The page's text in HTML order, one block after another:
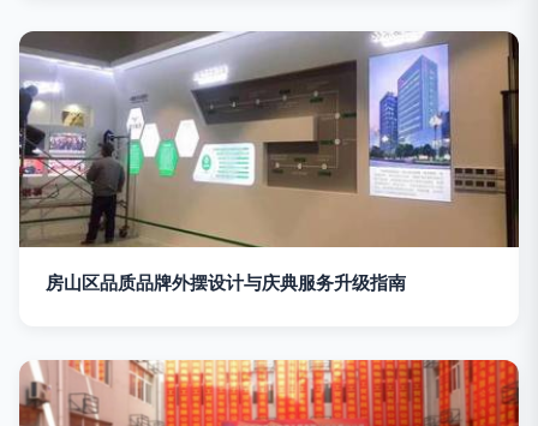
房山区品质品牌外摆设计与庆典服务升级指南